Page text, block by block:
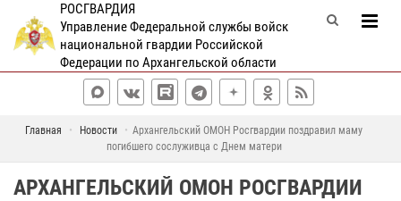
РОСГВАРДИЯ
Управление Федеральной службы войск
национальной гвардии Российской
Федерации по Архангельской области
Главная Новости
Архангельский ОМОН Росгвардии поздравил маму
погибшего сослуживца с Днем матери
АРХАНГЕЛЬСКИЙ ОМОН РОСГВАРДИИ